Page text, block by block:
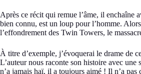
Après ce récit qui remue l’âme, il enchaîne
bien connu, est un loup pour l’homme.
l’effondrement des Twin Towers, le
À titre d’exemple, j’évoquerai le drame de
L’auteur nous raconte son histoire avec
n’a jamais haï, il a toujours aimé ! Il n’a